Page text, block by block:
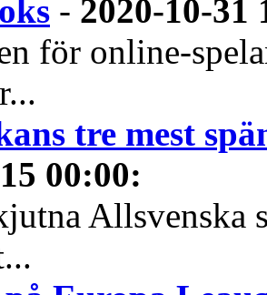
- 2020-10-31
för online-
tre mest
00:00:
Allsvenska